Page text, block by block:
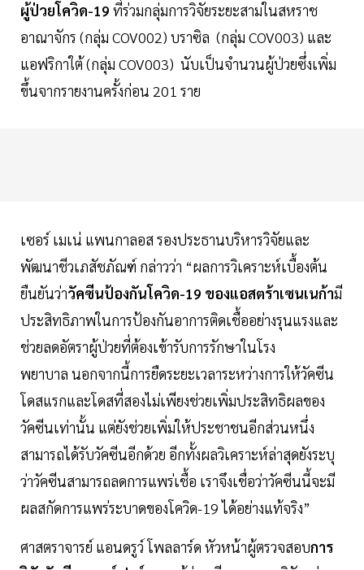
ผู้ป่วยโควิด-19 ที่ร่วมกลุ่มการวิจัยระยะสามในสหราช
อาณาจักร (กลุ่ม COV002) บราซิล (กลุ่ม COV003) และ
แอฟริกาใต้ (กลุ่ม COV003) นับเป็นจำนวนผู้ป่วยซึ่งเพิ่ม
ขึ้นจากรายงานครั้งก่อน 201 ราย
เซอร์ เมเน่ แพนกาลอส รองประธานบริหารวิจัยและ
พัฒนาชีวเภสัชภัณฑ์ กล่าวว่า “ผลการวิเคราะห์เบื้องต้น
ยืนยันว่าวัคซีนป้องกันโควิด-19 ของแอสตร้าเซนเนก้ามี
ประสิทธิภาพในการป้องกันอาการติดเชื้ออย่างรุนแรงและ
ช่วยลดอัตราผู้ป่วยที่ต้องเข้ารับการรักษาในโรง
พยาบาล นอกจากนี้การยืดระยะเวลาระหว่างการให้วัคซีน
โดสแรกและโดสที่สองไม่เพียงช่วยเพิ่มประสิทธิผลของ
วัคซีนเท่านั้น แต่ยังช่วยเพิ่มให้ประชาชนอีกส่วนหนึ่ง
สามารถได้รับวัคซีนอีกด้วย อีกทั้งผลวิเคราะห์ล่าสุดยังระบุ
ว่าวัคซีนสามารถลดการแพร่เชื้อ เราจึงเชื่อว่าวัคซีนนี้จะมี
ผลสกัดการแพร่ระบาดของโควิด-19 ได้อย่างแท้จริง”
ศาสตราจารย์ แอนดรูว์ โพลลาร์ด หัวหน้าผู้ตรวจสอบการ